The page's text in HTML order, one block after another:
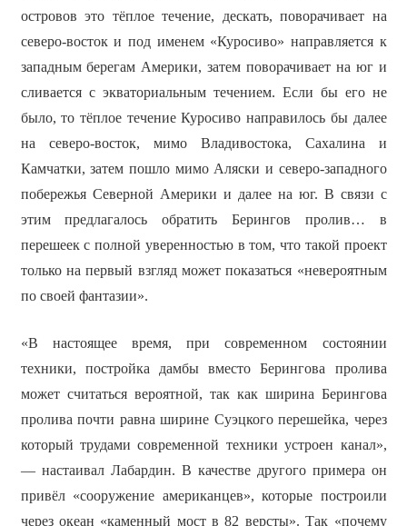
островов это тёплое течение, дескать, поворачивает на
северо-восток и под именем «Куросиво» направляется к
западным берегам Америки, затем поворачивает на юг и
сливается с экваториальным течением. Если бы его не
было, то тёплое течение Куросиво направилось бы далее
на северо-восток, мимо Владивостока, Сахалина и
Камчатки, затем пошло мимо Аляски и северо-западного
побережья Северной Америки и далее на юг. В связи с
этим предлагалось обратить Берингов пролив… в
перешеек с полной уверенностью в том, что такой проект
только на первый взгляд может показаться «невероятным
по своей фантазии».
«В настоящее время, при современном состоянии
техники, постройка дамбы вместо Берингова пролива
может считаться вероятной, так как ширина Берингова
пролива почти равна ширине Суэцкого перешейка, через
который трудами современной техники устроен канал»,
— настаивал Лабардин. В качестве другого примера он
привёл «сооружение американцев», которые построили
через океан «каменный мост в 82 версты». Так «почему